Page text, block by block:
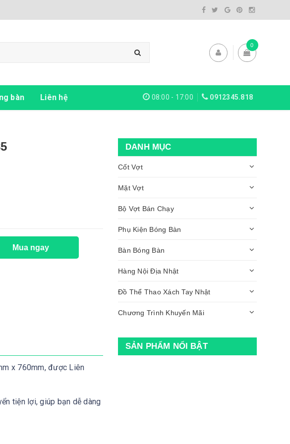
0
bàn Liên hệ 08:00 - 17:00 0912345.818
Mua ngay
x 760mm, được Liên
tiện lợi, giúp bạn dễ dàng
DANH MỤC
Cốt Vợt
Mặt Vợt
Bộ Vợt Bán Chạy
Phụ Kiện Bóng Bàn
Bàn Bóng Bàn
Hàng Nội Địa Nhật
Đồ Thể Thao Xách Tay Nhật
Chương Trình Khuyến Mãi
SẢN PHẨM NỔI BẬT